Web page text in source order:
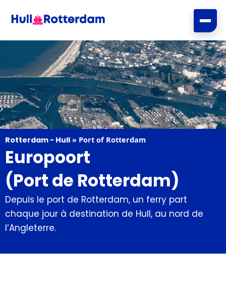
Rotterdam - Hull » Port of Rotterdam
Europoort
(Port de Rotterdam)
Depuis le port de Rotterdam, un ferry part
chaque jour à destination de Hull, au nord de
l’Angleterre.